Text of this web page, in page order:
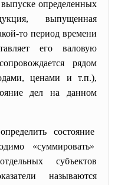
определенных
выпущенная
то период времени
его валовую
рядом
ценами и т.п.),
дел на данном
состояние
«суммировать»
субъектов
называются